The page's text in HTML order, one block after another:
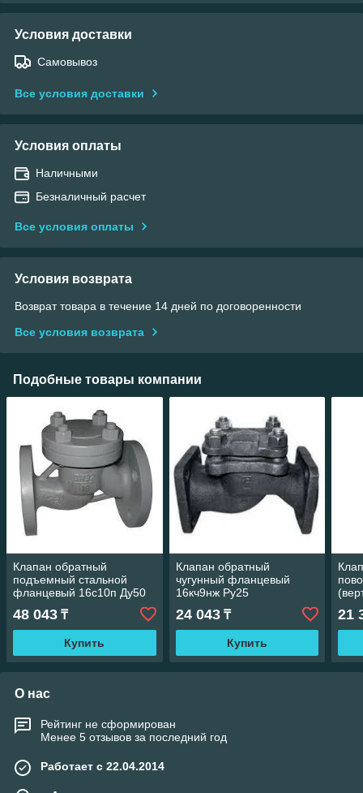
Условия доставки
Самовывоз
Все условия доставки
Условия оплаты
Наличными
Безналичный расчет
Все условия оплаты
Условия возврата
Возврат товара в течение 14 дней по договоренности
Все условия возврата
Подобные товары компании
Клапан обратный
подъемный стальной
фланцевый 16с10п Ду50
48 043 ₸
Купить
Клапан обратный
чугунный фланцевый
16кч9нж Ру25
24 043₸
Купить
21
О нас
Рейтинг не сформирован
Менее 5 отзывов за последний год
Работает с 22.04.2014